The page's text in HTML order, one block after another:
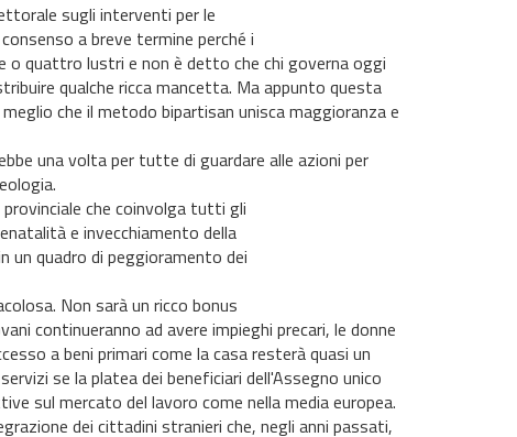
sugli interventi per le
a breve termine perché i
quattro lustri e non è detto che chi governa oggi
qualche ricca mancetta. Ma appunto questa
che il metodo bipartisan unisca maggioranza e
una volta per tutte di guardare alle azioni per
che coinvolga tutti gli
e invecchiamento della
un quadro di peggioramento dei
Non sarà un ricco bonus
continueranno ad avere impieghi precari, le donne
a beni primari come la casa resterà quasi un
se la platea dei beneficiari dell'Assegno unico
sul mercato del lavoro come nella media europea.
dei cittadini stranieri che, negli anni passati,